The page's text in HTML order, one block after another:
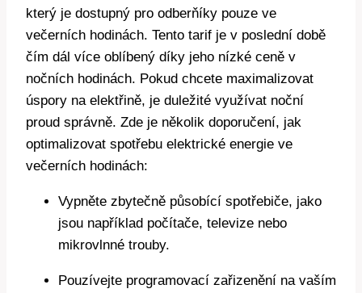
který je dostupný pro odberňíky pouze ve
večerních hodinách. Tento tarif je v poslední době
čím dál více oblíbený díky jeho nízké ceně v
nočních hodinách. Pokud chcete maximalizovat
úspory na elektřině, je duležité využívat noční
proud správně. Zde je několik doporučení, jak
optimalizovat spotřebu elektrické energie ve
večerních hodinách:
Vypněte zbytečně působící spotřebiče, jako
jsou například počítače, televize nebo
mikrovlnné trouby.
Pouzívejte programovací zařizenění na vaším